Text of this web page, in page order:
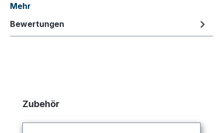
Mehr
Bewertungen
Produktgalerie überspringen
Zubehör